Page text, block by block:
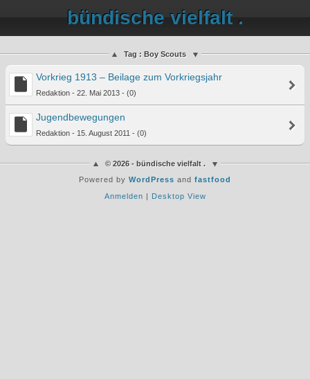
bündische vielfalt .
Tag : Boy Scouts
Vorkrieg 1913 – Beilage zum Vorkriegsjahr
Redaktion - 22. Mai 2013 - (0)
Jugendbewegungen
Redaktion - 15. August 2011 - (0)
© 2026 - bündische vielfalt .
Powered by WordPress and fastfood
Anmelden | Desktop View